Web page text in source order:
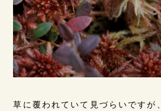
草に覆われていて見づらいですが、